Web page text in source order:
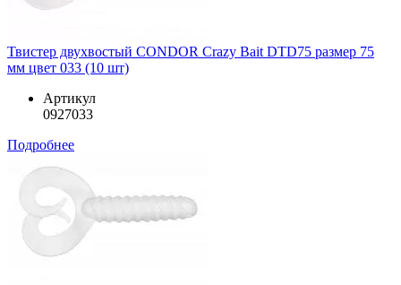
Твистер двухвостый CONDOR Crazy Bait DTD75 размер 75
мм цвет 033 (10 шт)
Артикул
0927033
Подробнее